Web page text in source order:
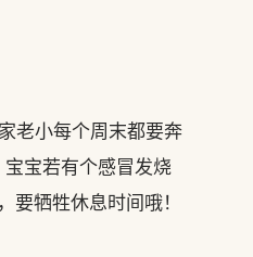
老小每个周末都要奔
宝若有个感冒发烧
牺牲休息时间哦！